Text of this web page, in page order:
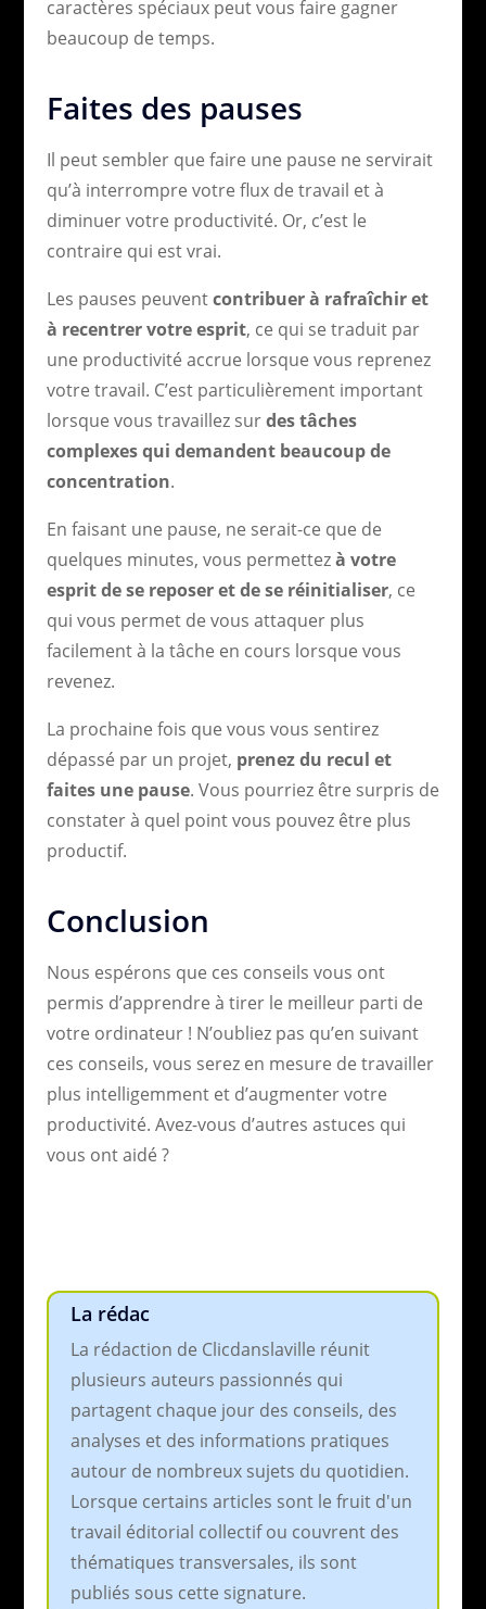
caractères spéciaux peut vous faire gagner
beaucoup de temps.
Faites des pauses
Il peut sembler que faire une pause ne servirait
qu’à interrompre votre flux de travail et à
diminuer votre productivité. Or, c’est le
contraire qui est vrai.
Les pauses peuventcontribuer à rafraîchir et
à recentrer votre esprit, ce qui se traduit par
une productivité accrue lorsque vous reprenez
votre travail. C’est particulièrement important
lorsque vous travaillez surdes tâches
complexes qui demandent beaucoup de
concentration.
En faisant une pause, ne serait-ce que de
quelques minutes, vous permettezà votre
esprit de se reposer et de se réinitialiser, ce
qui vous permet de vous attaquer plus
facilement à la tâche en cours lorsque vous
revenez.
La prochaine fois que vous vous sentirez
dépassé par un projet, prenez du recul et
faites une pause. Vous pourriez être surpris de
constater à quel point vous pouvez être plus
productif.
Conclusion
Nous espérons que ces conseils vous ont
permis d’apprendre à tirer le meilleur parti de
votre ordinateur ! N’oubliez pas qu’en suivant
ces conseils, vous serez en mesure de travailler
plus intelligemment et d’augmenter votre
productivité. Avez-vous d’autres astuces qui
vous ont aidé ?
La rédac
La rédaction de Clicdanslaville réunit
plusieurs auteurs passionnés qui
partagent chaque jour des conseils, des
analyses et des informations pratiques
autour de nombreux sujets du quotidien.
Lorsque certains articles sont le fruit d'un
travail éditorial collectif ou couvrent des
thématiques transversales, ils sont
publiés sous cette signature.